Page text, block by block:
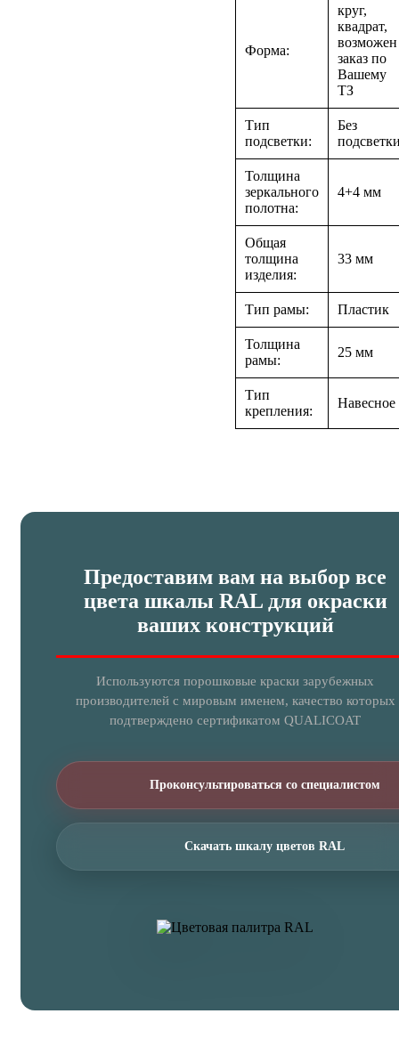
Форма:
круг,
квадрат,
возможен
заказ по
Вашему
ТЗ
Тип
подсветки:
Без
Толщина
зеркального
полотна:
4+4 мм
Общая
толщина
изделия:
33 мм
Тип рамы: Пластик
Толщина
рамы:
25 мм
Тип
крепления:
Навесное
Предоставим вам на выбор все
цвета шкалы RAL для окраски
ваших конструкций
Используются порошковые краски зарубежных
производителей с мировым именем, качество которых
подтверждено сертификатом QUALICOAT
Проконсультироваться со специалистом
Скачать шкалу цветов RAL